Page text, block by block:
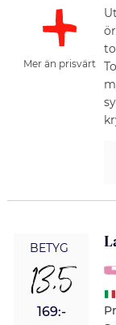
Mer än prisvärt
BETYG
13,5
169:-